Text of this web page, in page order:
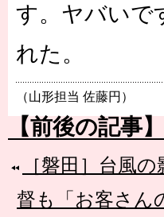
す。ヤバいで
れた。
（山形担当 佐藤円）
【前後の記事】
［磐田］台風
督も「お客さん